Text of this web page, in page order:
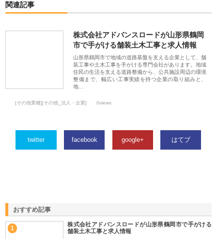
関連記事
株式会社アドバンスロードが山形県鶴岡
市で手がける舗装土木工事と求人情報
山形県鶴岡市で地域の道路基盤を支える企業として、舗
装工事や土木工事を手がける専門会社があります。地域
住民の生活を支える道路整備から、公共施設周辺の環境
整備まで、幅広い工事実績を持つ企業の取り組みと、
地…
[その他業種][その他_法人・企業] 0views
twitter facebook google+ はてブ
おすすめ記事
1
株式会社アドバンスロードが山形県鶴岡市で手がける
舗装土木工事と求人情報